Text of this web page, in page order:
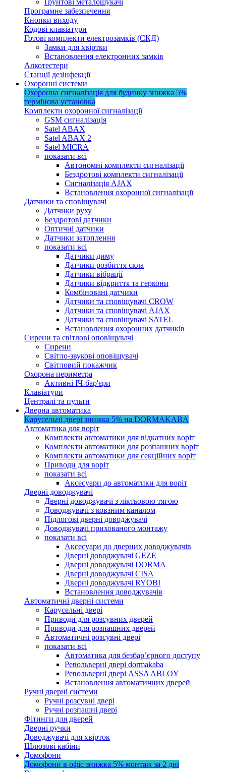
Програмне забезпечення
Кнопки виходу
Кодові клавіатури
Готові комплекти електрозамків (СКД)
Замки для хвіртки
Встановлення електронних замків
Алкотестери
Станції дезінфекції
Охоронні системи
Охоронна сигналізація для будинку знижка 5%
термінова установка
Комплекти охоронної сигналізації
GSM сигналізація
Satel ABAX
Satel ABAX 2
Satel MICRA
показати всі
Автономні комплекти сигналізації
Бездротові комплекти сигналізації
Сигналізація AJAX
Встановлення охоронної сигналізації
Датчики та сповіщувачі
Датчики руху
Бездротові датчики
Оптичні датчики
Датчики затоплення
показати всі
Датчики диму
Датчики розбиття скла
Датчики вібрації
Датчики відкриття та геркони
Комбіновані датчики
Датчики та сповіщувачі CROW
Датчики та сповіщувачі AJAX
Датчики та сповіщувачі SATEL
Встановлення охоронних датчиків
Сирени та світлові оповіщувачі
Сирени
Світло-звукові оповіщувачі
Світловий покажчик
Охорона периметра
Активні ІЧ-бар'єри
Клавіатури
Централі та пульти
Дверна автоматика
Карусельні двері знижка 5% на DORMAKABA
Автоматика для воріт
Комплекти автоматики для відкатних воріт
Комплекти автоматики для розпашних воріт
Комплекти автоматики для секційних воріт
Приводи для воріт
показати всі
Аксесуари до автоматики для воріт
Дверні доводжувачі
Дверні доводжувачі з ліктьовою тягою
Доводжувачі з ковзним каналом
Підлогові дверні доводжувачі
Доводжувачі прихованого монтажу
показати всі
Аксесуари до дверних доводжувачів
Дверні доводжувачі GEZE
Дверні доводжувачі DORMA
Дверні доводжувачі CISA
Дверні доводжувачі RYOBI
Встановлення доводжувачів
Автоматичні дверні системи
Карусельні двері
Приводи для розсувних дверей
Приводи для розпашних дверей
Автоматичні розсувні двері
показати всі
Автоматика для безбар’єрного доступу
Револьверні двері dormakaba
Револьверні двері ASSA ABLOY
Встановлення автоматичних дверей
Ручні дверні системи
Ручні розсувні двері
Ручні розпашні двері
Фітинги для дверей
Дверні ручки
Доводжувачі для хвірток
Шлюзові кабіни
Домофони
Домофони в офіс знижка 5% монтаж за 2 дні